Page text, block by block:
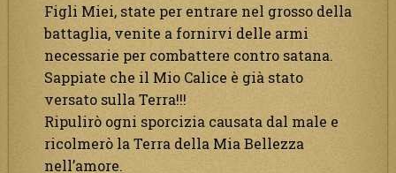
Figli Miei, state per entrare nel grosso della
battaglia, venite a fornirvi delle armi
necessarie per combattere contro satana.
Sappiate che il Mio Calice è già stato
versato sulla Terra!!!
Ripulirò ogni sporcizia causata dal male e
ricolmerò la Terra della Mia Bellezza
nell’amore.